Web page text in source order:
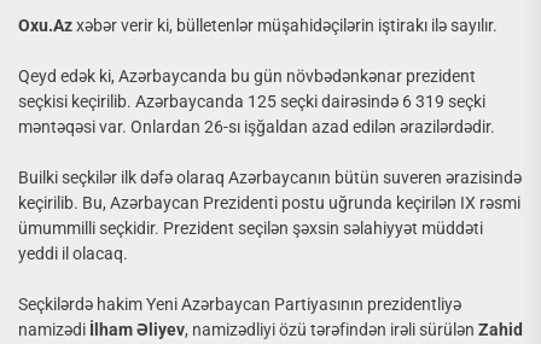
Oxu.Azxəbər verir ki, bülletenlər müşahidəçilərin iştirakı ilə sayılır.
Qeyd edək ki, Azərbaycanda bu gün növbədənkənar prezident
seçkisi keçirilib. Azərbaycanda 125 seçki dairəsində 6 319 seçki
məntəqəsi var. Onlardan 26-sı işğaldan azad edilən ərazilərdədir.
Builki seçkilər ilk dəfə olaraq Azərbaycanın bütün suveren ərazisində
keçirilib. Bu, Azərbaycan Prezidenti postu uğrunda keçirilən IX rəsmi
ümummilli seçkidir. Prezident seçilən şəxsin səlahiyyət müddəti
yeddi il olacaq.
Seçkilərdə hakim Yeni Azərbaycan Partiyasının prezidentliyə
namizədi İlham Əliyev, namizədliyi özü tərəfindən irəli sürülən Zahid